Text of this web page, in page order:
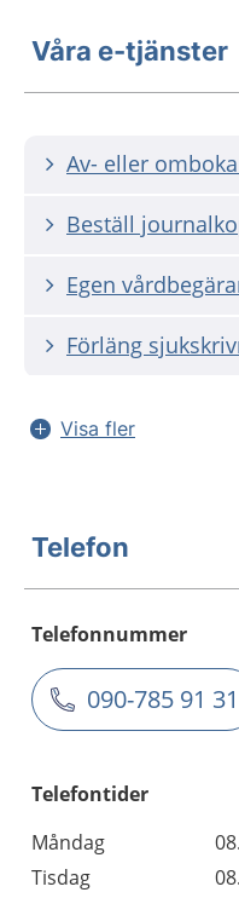
Våra e-tjänster
Av- eller
Beställ
Egen
Förläng
Visa fler
Telefon
Telefonnummer
090-785 91 31
Telefontider
Måndag
Tisdag